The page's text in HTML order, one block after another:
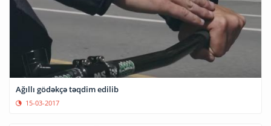
Ağıllı gödəkçə təqdim edilib
15-03-2017